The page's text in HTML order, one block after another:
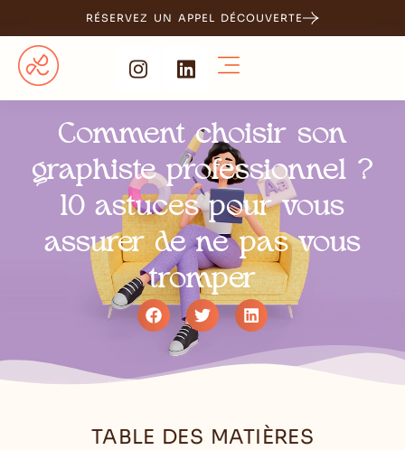
RÉSERVEZ UN APPEL DÉCOUVERTE
Comment choisir son
graphiste professionnel ?
10 astuces pour vous
assurer de ne pas vous
tromper
TABLE DES MATIÈRES